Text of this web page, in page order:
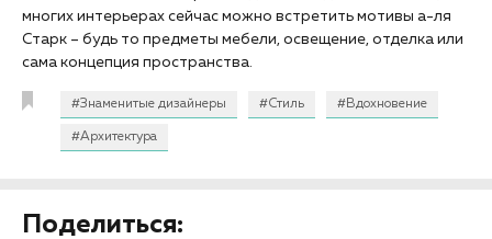
многих интерьерах сейчас можно встретить мотивы а-ля
Старк – будь то предметы мебели, освещение, отделка или
сама концепция пространства.
#Знаменитые дизайнеры #Стиль #Вдохновение
#Архитектура
Поделиться: